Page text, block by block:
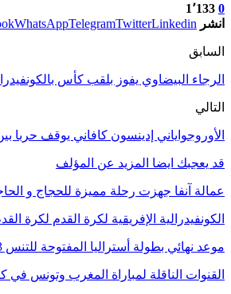
0 1٬133
انشر
WhatsAppTelegramTwitterLinkedin
السابق
الرجاء البيضاوي يفوز بلقب كأس
التالي
الأوروجواياني إدينسون كافاني يوقف حربا
قد يعجبك ايضا المزيد عن المؤلف
عمالة آنفا جهزت رحلة مميزة للحجاج و
الكونفيدرالية الإفريقية لكرة القدم لكرة
موعد نهائي بطولة أستراليا المفتوحة للتنس 2023 بين ديوكوفيتش وتسيتسيباس
القنوات الناقلة لمباراة المغرب وتونس في كأس